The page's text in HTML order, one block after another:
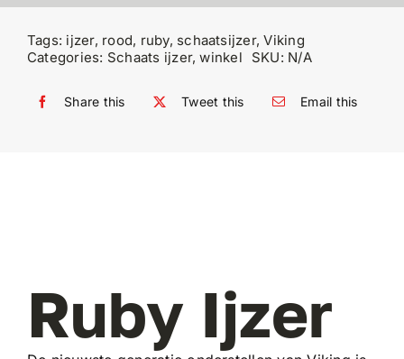
Tags: ijzer, rood, ruby, schaatsijzer,Viking
Categories: Schaats ijzer,winkel SKU: N/A
Share this Tweet this Email this
Ruby Ijzer